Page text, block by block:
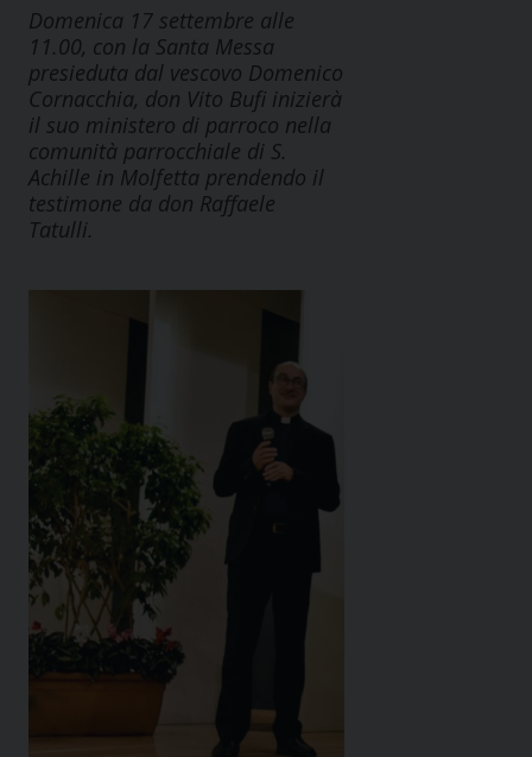
Domenica 17 settembre alle
11.00, con la Santa Messa
presieduta dal vescovo Domenico
Cornacchia, don Vito Bufi inizierà
il suo ministero di parroco nella
comunità parrocchiale di S.
Achille in Molfetta prendendo il
testimone da don Raffaele
Tatulli.